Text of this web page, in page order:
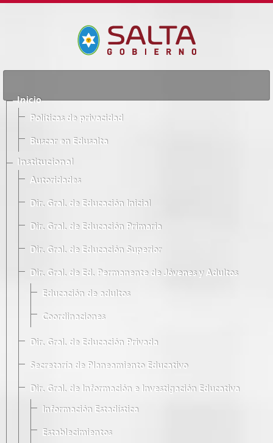
Inicio
Políticas de privacidad
Buscar en Edusalta
Institucional
Autoridades
Dir. Gral. de Educación Inicial
Dir. Gral. de Educación Primaria
Dir. Gral. de Educación Superior
Dir. Gral. de Ed. Permanente de Jóvenes y Adultos
Educación de adultos
Coordinaciones
Dir. Gral. de Educación Privada
Secretaría de Planeamiento Educativo
Dir. Gral. de Información e Investigación Educativa
Información Estadística
Establecimientos